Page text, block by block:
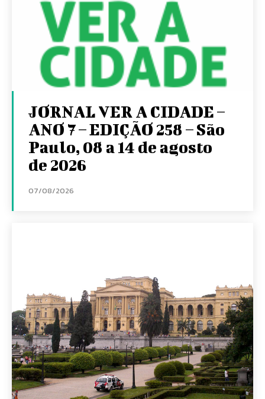
JORNAL VER A CIDADE –
ANO 7 – EDIÇÃO 258 – São
Paulo, 08 a 14 de agosto
de 2026
07/08/2026